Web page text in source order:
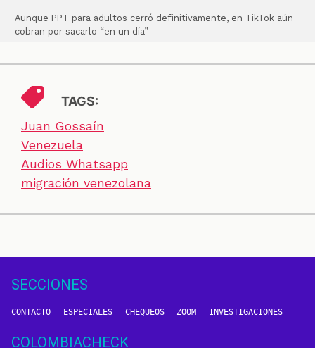
Aunque PPT para adultos cerró definitivamente, en TikTok aún
cobran por sacarlo “en un día”
TAGS:
Juan Gossaín
Venezuela
Audios Whatsapp
migración venezolana
SECCIONES
CONTACTO ESPECIALES CHEQUEOS ZOOM INVESTIGACIONES
COLOMBIACHECK